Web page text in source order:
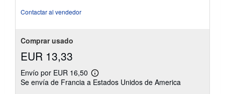
Contactar al vendedor
Comprar usado
EUR 13,33
Envío por EUR 16,50
Más
información
Se envía de Francia a Estados Unidos de America